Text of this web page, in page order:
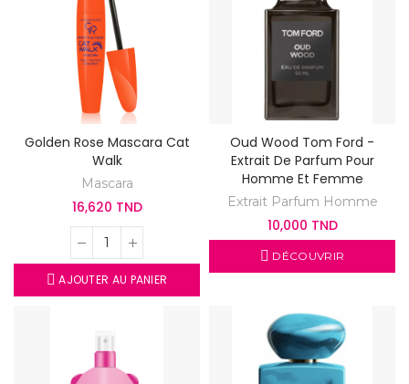
Golden Rose Mascara Cat
Walk
Mascara
16,620 TND
AJOUTER AU PANIER
Oud Wood Tom Ford -
Extrait De Parfum Pour
Homme Et Femme
Extrait Parfum Homme
10,000 TND
DÉCOUVRIR